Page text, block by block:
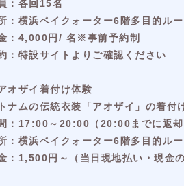
：各回15名
：横浜ベイクォーター6階多目的ル
：4,000円/ 名※事前予約制
：特設サイトよりご確認ください
オザイ着付け体験
ナムの伝統衣装「アオザイ」の着付
：17:00～20:00（20:00までに返
：横浜ベイクォーター6階多目的ル
：1,500円～（当日現地払い・現金の